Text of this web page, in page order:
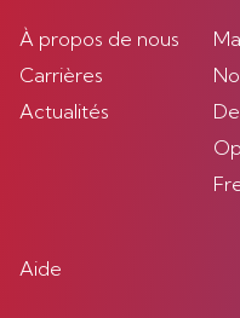
À propos de nous
Carrières
Actualités
Aide